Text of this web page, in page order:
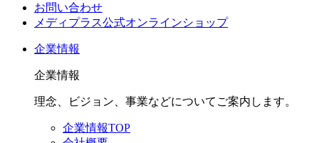
お問い合わせ
メディプラス公式オンラインショップ
企業情報
企業情報
理念、ビジョン、事業などについてご案内します。
企業情報TOP